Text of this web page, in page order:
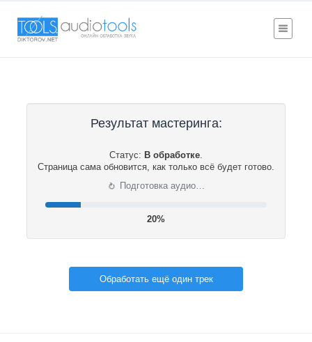
Результат мастеринга:
Статус: В обработке.
Страница сама обновится, как только всё будет готово.
⟳ Подготовка аудио…
21%
Обработать ещё один трек